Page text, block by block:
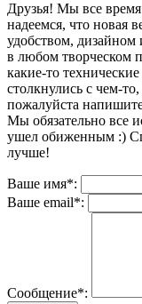
Друзья! Мы все время
надеемся, что новая
удобством,
в любом творческом
какие-то
столкнулись с чем-
пожалуйста
Мы обязательно все
ушел обиженным :)
лучше!
Ваше имя*:
Ваше email*:
Сообщение*: